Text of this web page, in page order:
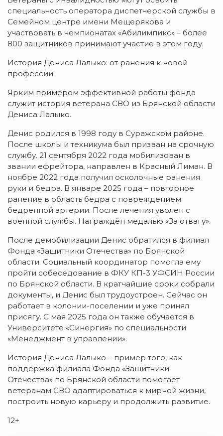
специальность оператора диспетчерской службы в
Семейном центре имени Мещерякова и
участвовать в чемпионатах «Абилимпикс» – более
800 защитников принимают участие в этом году.
История Дениса Лалыко: от ранения к новой
профессии
Ярким примером эффективной работы фонда
служит история ветерана СВО из Брянской области
Дениса Лалыко.
Денис родился в 1998 году в Суражском районе.
После школы и техникума был призван на срочную
службу. 21 сентября 2022 года мобилизован в
звании ефрейтора, направлен в Красный Лиман. В
ноябре 2022 года получил осколочные ранения
руки и бедра. В январе 2025 года – повторное
ранение в область бедра с повреждением
бедренной артерии. После лечения уволен с
военной службы. Награждён медалью «За отвагу».
После демобилизации Денис обратился в филиал
Фонда «Защитники Отечества» по Брянской
области. Социальный координатор помогла ему
пройти собеседование в ФКУ КП-3 УФСИН России
по Брянской области. В кратчайшие сроки собрали
документы, и Денис был трудоустроен. Сейчас он
работает в колонии-поселении и уже принял
присягу. С мая 2025 года он также обучается в
Университете «Синергия» по специальности
«Менеджмент в управлении».
История Дениса Лалыко – пример того, как
поддержка филиала Фонда «Защитники
Отечества» по Брянской области помогает
ветеранам СВО адаптироваться к мирной жизни,
построить новую карьеру и продолжить развитие.
12+